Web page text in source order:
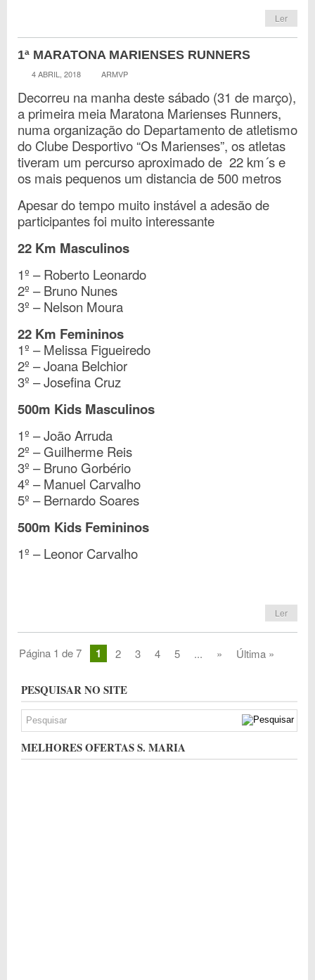
Ler
1ª MARATONA MARIENSES RUNNERS
4 ABRIL, 2018 ARMVP
Decorreu na manha deste sábado (31 de março),
a primeira meia Maratona Marienses Runners,
numa organização do Departamento de atletismo
do Clube Desportivo “Os Marienses”, os atletas
tiveram um percurso aproximado de 22 km´s e
os mais pequenos um distancia de 500 metros
Apesar do tempo muito instável a adesão de
participantes foi muito interessante
22 Km Masculinos
1º – Roberto Leonardo
2º – Bruno Nunes
3º – Nelson Moura
22 Km Femininos
1º – Melissa Figueiredo
2º – Joana Belchior
3º – Josefina Cruz
500m Kids Masculinos
1º – João Arruda
2º – Guilherme Reis
3º – Bruno Gorbério
4º – Manuel Carvalho
5º – Bernardo Soares
500m Kids Femininos
1º – Leonor Carvalho
Ler
Página 1 de 7 1 2 3 4 5 ... » Última »
PESQUISAR NO SITE
MELHORES OFERTAS S. MARIA